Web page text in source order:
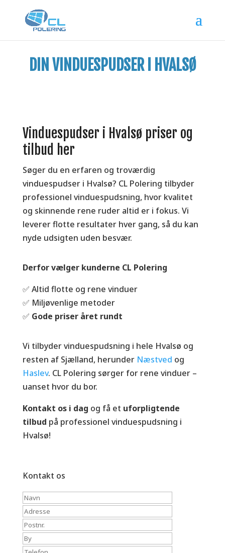
DIN VINDUESPUDSER I HVALSØ
Vinduespudser i Hvalsø priser og
tilbud her
Søger du en erfaren og troværdig
vinduespudser i Hvalsø? CL Polering tilbyder
professionel vinduespudsning, hvor kvalitet
og skinnende rene ruder altid er i fokus. Vi
leverer flotte resultater hver gang, så du kan
nyde udsigten uden besvær.
Derfor vælger kunderne CL Polering
✅ Altid flotte og rene vinduer
✅ Miljøvenlige metoder
✅ Gode priser året rundt
Vi tilbyder vinduespudsning i hele Hvalsø og
resten af Sjælland, herunder Næstved og
Haslev. CL Polering sørger for rene vinduer –
uanset hvor du bor.
Kontakt os i dag og få et uforpligtende
tilbud på professionel vinduespudsning i
Hvalsø!
Kontakt os